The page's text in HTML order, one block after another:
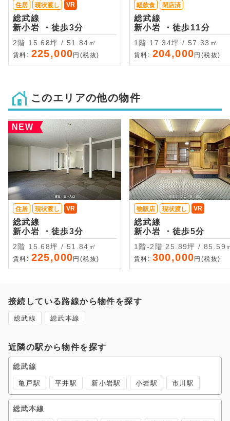
住居 現状渡し VR
総武線
新小岩 ・徒歩3分
2階 15.68坪 / 51.84㎡
賃料: 225,000 円(税抜)
軽飲食 閉店済
総武線
新小岩 ・徒歩11分
1階 17.34坪 / 57.33㎡
賃料: 204,000 円(税抜)
このエリアの他の物件
NEW
住居 現状渡し VR
総武線
新小岩 ・徒歩3分
2階 15.68坪 / 51.84㎡
賃料: 225,000 円(税抜)
物販店 現状渡し VR
総武線
新小岩 ・徒歩5分
1階-2階 25.89坪 / 85.59
賃料: 300,000 円(税抜)
接続している路線から物件を探す
総武線 総武本線
近隣の駅から物件を探す
総武線
亀戸駅 平井駅 新小岩駅 小岩駅 市川駅
総武本線